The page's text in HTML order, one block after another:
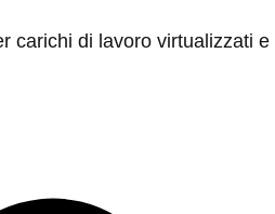
carichi di lavoro virtualizzati e